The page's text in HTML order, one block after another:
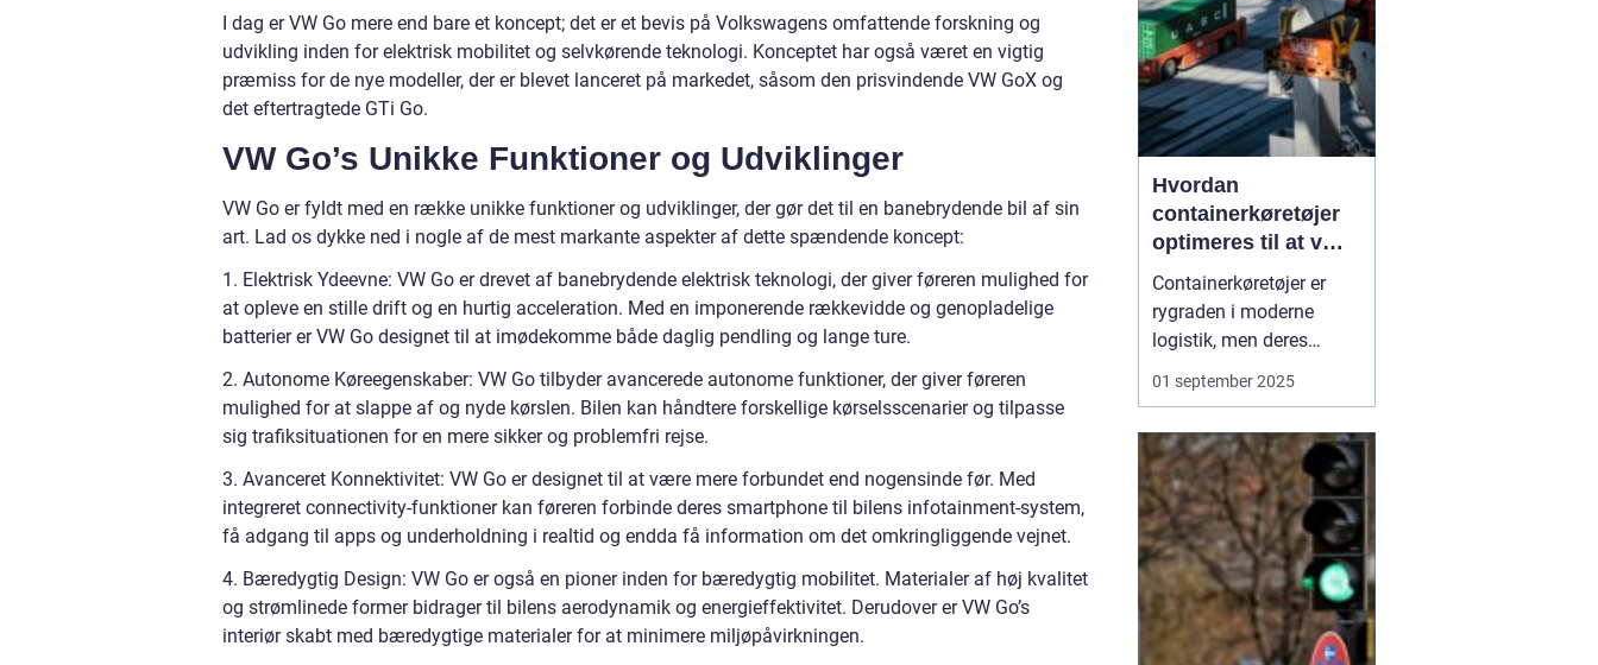
I dag er VW Go mere end bare et koncept; det er et bevis på Volkswagens omfattende forskning og
udvikling inden for elektrisk mobilitet og selvkørende teknologi. Konceptet har også været en vigtig
præmiss for de nye modeller, der er blevet lanceret på markedet, såsom den prisvindende VW GoX og
det eftertragtede GTi Go.
VW Go’s Unikke Funktioner og Udviklinger
VW Go er fyldt med en række unikke funktioner og udviklinger, der gør det til en banebrydende bil af sin
art. Lad os dykke ned i nogle af de mest markante aspekter af dette spændende koncept:
1. Elektrisk Ydeevne: VW Go er drevet af banebrydende elektrisk teknologi, der giver føreren mulighed for
at opleve en stille drift og en hurtig acceleration. Med en imponerende rækkevidde og genopladelige
batterier er VW Go designet til at imødekomme både daglig pendling og lange ture.
2. Autonome Køreegenskaber: VW Go tilbyder avancerede autonome funktioner, der giver føreren
mulighed for at slappe af og nyde kørslen. Bilen kan håndtere forskellige kørselsscenarier og tilpasse
sig trafiksituationen for en mere sikker og problemfri rejse.
3. Avanceret Konnektivitet: VW Go er designet til at være mere forbundet end nogensinde før. Med
integreret connectivity-funktioner kan føreren forbinde deres smartphone til bilens infotainment-system,
få adgang til apps og underholdning i realtid og endda få information om det omkringliggende vejnet.
4. Bæredygtig Design: VW Go er også en pioner inden for bæredygtig mobilitet. Materialer af høj kvalitet
og strømlinede former bidrager til bilens aerodynamik og energieffektivitet. Derudover er VW Go’s
interiør skabt med bæredygtige materialer for at minimere miljøpåvirkningen.
Hvordan
containerkøretøjer
optimeres til at være
mest effektive
Containerkøretøjer er
rygraden i moderne
logistik, men deres
effektivitet afhænger af
langt mere end blot
lasteevne. Effektiv drift
handler om at udnytte
brændstof optimalt,
minimere tomkørsel og
sikre,...
01 september 2025